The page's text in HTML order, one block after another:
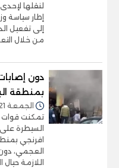
لنقلها
إطار سياسة
إلى تفعيل
من خلال
دون
بمنطقة
الجمعة 21/فبراير/2025 - 07:16 م
تمكنت قوات
السيطرة
افرنجي
العجمي، دون
اللازمة